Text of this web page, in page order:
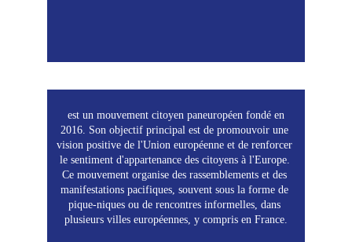
est un mouvement citoyen paneuropéen fondé en
2016. Son objectif principal est de promouvoir une
vision positive de l'Union européenne et de renforcer
le sentiment d'appartenance des citoyens à l'Europe.
Ce mouvement organise des rassemblements et des
manifestations pacifiques, souvent sous la forme de
pique-niques ou de rencontres informelles, dans
plusieurs villes européennes, y compris en France.